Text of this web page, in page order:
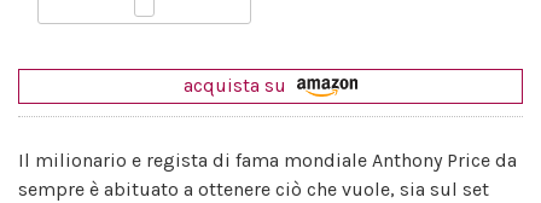
acquista su
Il milionario e regista di fama mondiale Anthony Price da
sempre è abituato a ottenere ciò che vuole, sia sul set